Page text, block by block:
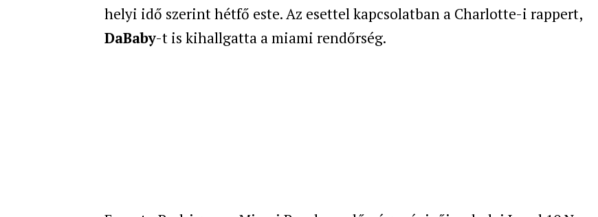
helyi idő szerint hétfő este. Az esettel kapcsolatban a Charlotte-i rappert,
DaBaby-t is kihallgatta a miami rendőrség.